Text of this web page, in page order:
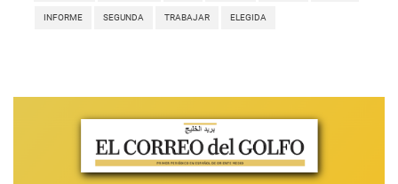
INFORME SEGUNDA TRABAJAR ELEGIDA